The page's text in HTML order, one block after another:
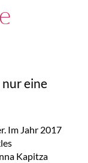
eine
Im Jahr 2017
Kapitza